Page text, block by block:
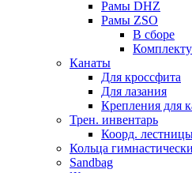
Рамы DHZ
Рамы ZSO
В сборе
Канаты
Для кроссфита
Для лазания
Крепления для
Трен. инвентарь
Коорд.
Кольца
Sandbag